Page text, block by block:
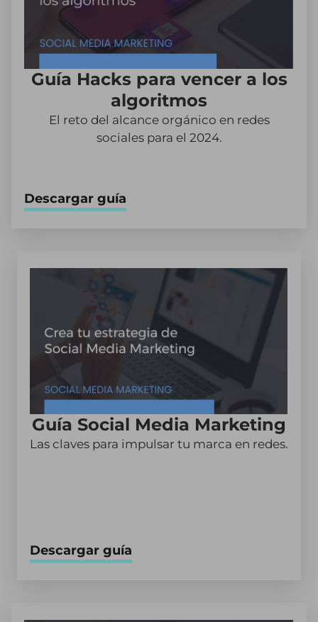
Guía Hacks para vencer a los
algoritmos
El reto del alcance orgánico en redes
sociales para el 2024.
Descargar guía
Guía Social Media Marketing
Las claves para impulsar tu marca en redes.
Descargar guía